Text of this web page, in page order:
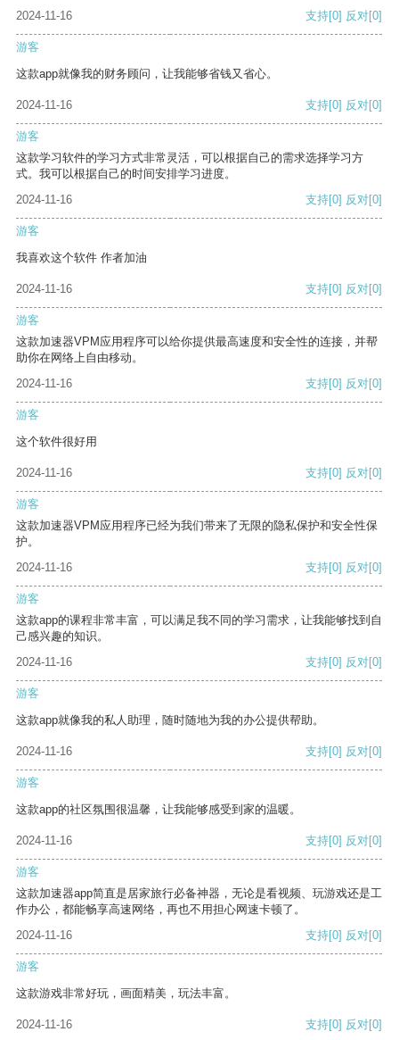
2024-11-16
支持[0] 反对[0]
游客
这款app就像我的财务顾问，让我能够省钱又省心。
2024-11-16 支持[0] 反对[0]
游客
这款学习软件的学习方式非常灵活，可以根据自己的需求选择学习方
式。我可以根据自己的时间安排学习进度。
2024-11-16
支持[0] 反对[0]
游客
我喜欢这个软件 作者加油
2024-11-16 支持[0] 反对[0]
游客
这款加速器VPM应用程序可以给你提供最高速度和安全性的连接，并帮
助你在网络上自由移动。
2024-11-16
支持[0] 反对[0]
游客
这个软件很好用
2024-11-16 支持[0] 反对[0]
游客
这款加速器VPM应用程序已经为我们带来了无限的隐私保护和安全性保
护。
2024-11-16
支持[0] 反对[0]
游客
这款app的课程非常丰富，可以满足我不同的学习需求，让我能够找到自
己感兴趣的知识。
2024-11-16
支持[0] 反对[0]
游客
这款app就像我的私人助理，随时随地为我的办公提供帮助。
2024-11-16 支持[0] 反对[0]
游客
这款app的社区氛围很温馨，让我能够感受到家的温暖。
2024-11-16 支持[0] 反对[0]
游客
这款加速器app简直是居家旅行必备神器，无论是看视频、玩游戏还是工
作办公，都能畅享高速网络，再也不用担心网速卡顿了。
2024-11-16
支持[0] 反对[0]
游客
这款游戏非常好玩，画面精美，玩法丰富。
2024-11-16 支持[0] 反对[0]